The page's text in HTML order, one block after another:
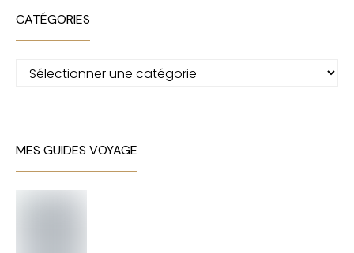
CATÉGORIES
Catégories
MES GUIDES VOYAGE